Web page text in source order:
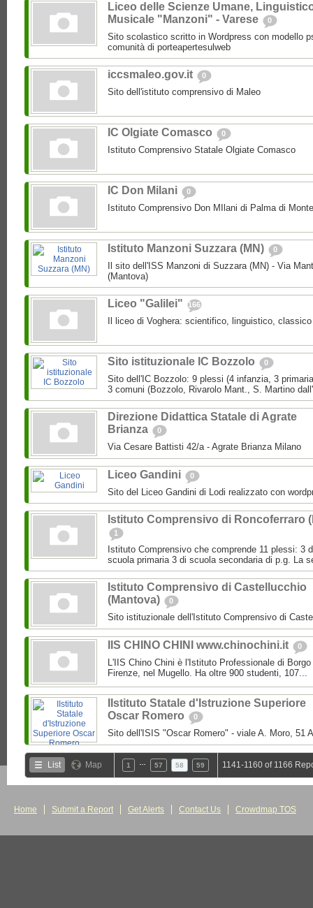
Liceo delle Scienze Umane,
Musicale "Manzoni" - Varese
0
Sito scolastico scritto in Wordpress con modello
comunità di porteapertesulweb
iccsmaleo.gov.it 0
Sito dell'istituto comprensivo di Maleo
IC Olgiate Comasco 0
Istituto Comprensivo Statale Olgiate Comasco
IC Don Milani 0
Istituto Comprensivo Don MIlani di Palma di
Istituto Manzoni Suzzara (MN) 0
Il sito dell'ISS Manzoni di Suzzara (MN) - Via
(Mantova)
Liceo "Galilei" 166
Il liceo di Voghera: scientifico, linguistico,
Sito istituzionale IC Bozzolo 0
Sito dell'IC Bozzolo: 9 plessi (4 infanzia, 3
3 comuni (Bozzolo, Rivarolo Mant., S. Martino
Direzione Didattica Statale di Agrate
Brianza
0
Via Cesare Battisti 42/a - Agrate Brianza Milano
Liceo Gandini 0
Sito del Liceo Gandini di Lodi realizzato con
Istituto Comprensivo di Roncoferraro
1
Istituto Comprensivo che comprende 11 plessi: 3
scuola primaria 3 di scuola secondaria di p.g. La
Istituto Comprensivo di Castellucchio
(Mantova)
0
Sito istituzionale dell'Istituto Comprensivo di
IIS CHINO CHINI www.chinochini.it 0
L'IIS Chino Chini è l'Istituto Professionale di
Firenze, nel Mugello. Ha oltre 900 studenti, 107...
IIstituto Statale d'Istruzione Superiore
Oscar Romero
0
Sito dell'ISIS "Oscar Romero" - viale A. Moro, 51
List Map 1 57 58 59 1141-1160 of 1166
Home Submit a Report Get Alerts Contact Us Crowdmap TOS